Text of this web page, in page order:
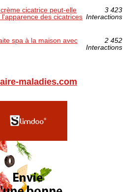
cicatrice peut-elle
des cicatrices
3 423
Interactions
spa à la maison avec
2 452
Interactions
maladies.com